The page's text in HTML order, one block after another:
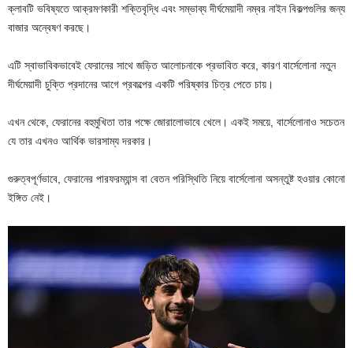
ক্লাবটি ভবিষ্যতে আক্রমণকারী শক্তিবৃদ্ধি এবং সম্ভাব্য দীর্ঘমেয়াদী নম্বর নাইন বিকল্পগুলির জন্য
বাজার অন্বেষণ করছে।
এটি স্বাভাবিকভাবেই ফেরানের সাথে জড়িত আলোচনাকে প্রভাবিত করে, কারণ বার্সেলোনা নতুন
দীর্ঘমেয়াদী চুক্তি প্রদানের আগে প্রকল্পের একটি পরিষ্কার চিত্র পেতে চায়।
এখন থেকে, ফেরানের বহুমুখিতা তার পক্ষে জোরালোভাবে খেলে। একই সময়ে, বার্সেলোনাও সচেতন
যে তার এখনও আর্থিক ভারসাম্য দরকার।
গুরুত্বপূর্ণভাবে, ফেরানের পারফরম্যান্স বা বেতন পরিস্থিতি নিয়ে বার্সেলোনা অসন্তুষ্ট হওয়ার কোনো
ইঙ্গিত নেই।